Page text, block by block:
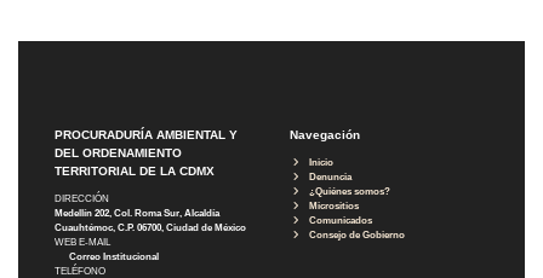
PROCURADURÍA AMBIENTAL Y
DEL ORDENAMIENTO
TERRITORIAL DE LA CDMX
DIRECCIÓN
Medellín 202, Col. Roma Sur, Alcaldía
Cuauhtémoc, C.P. 06700, Ciudad de México
WEB E-MAIL
Correo Institucional
TELÉFONO
Navegación
Inicio
Denuncia
¿Quiénes somos?
Micrositios
Comunicados
Consejo de Gobierno